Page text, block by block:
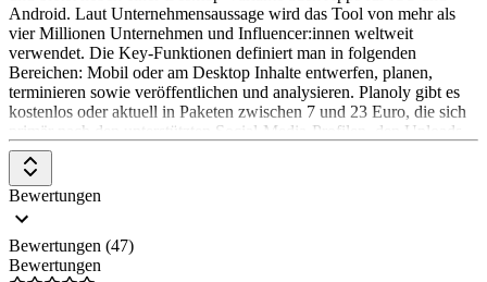
Android. Laut Unternehmensaussage wird das Tool von mehr als
vier Millionen Unternehmen und Influencer:innen weltweit
verwendet. Die Key-Funktionen definiert man in folgenden
Bereichen: Mobil oder am Desktop Inhalte entwerfen, planen,
terminieren sowie veröffentlichen und analysieren. Planoly gibt es
kostenlos oder aktuell in Paketen zwischen 7 und 23 Euro, die sich
primär nach den unterstützten Social-Media-Profilen, den Uploads
und der Anzahl der User-Accounts richten.
Bewertungen
Bewertungen (47)
Bewertungen